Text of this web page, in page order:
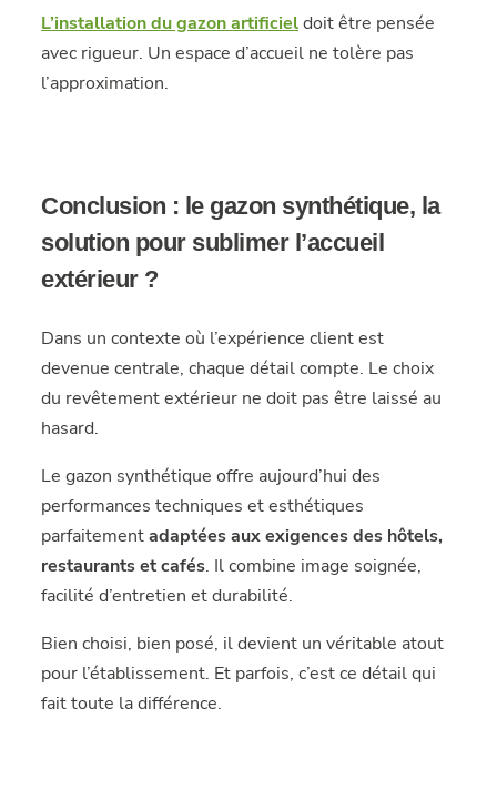
L’installation du gazon artificieldoit être pensée
avec rigueur. Un espace d’accueil ne tolère pas
l’approximation.
Conclusion : le gazon synthétique, la
solution pour sublimer l’accueil
extérieur ?
Dans un contexte où l’expérience client est
devenue centrale, chaque détail compte. Le choix
du revêtement extérieur ne doit pas être laissé au
hasard.
Le gazon synthétique offre aujourd’hui des
performances techniques et esthétiques
parfaitementadaptées aux exigences des hôtels,
restaurants et cafés. Il combine image soignée,
facilité d’entretien et durabilité.
Bien choisi, bien posé, il devient un véritable atout
pour l’établissement. Et parfois, c’est ce détail qui
fait toute la différence.